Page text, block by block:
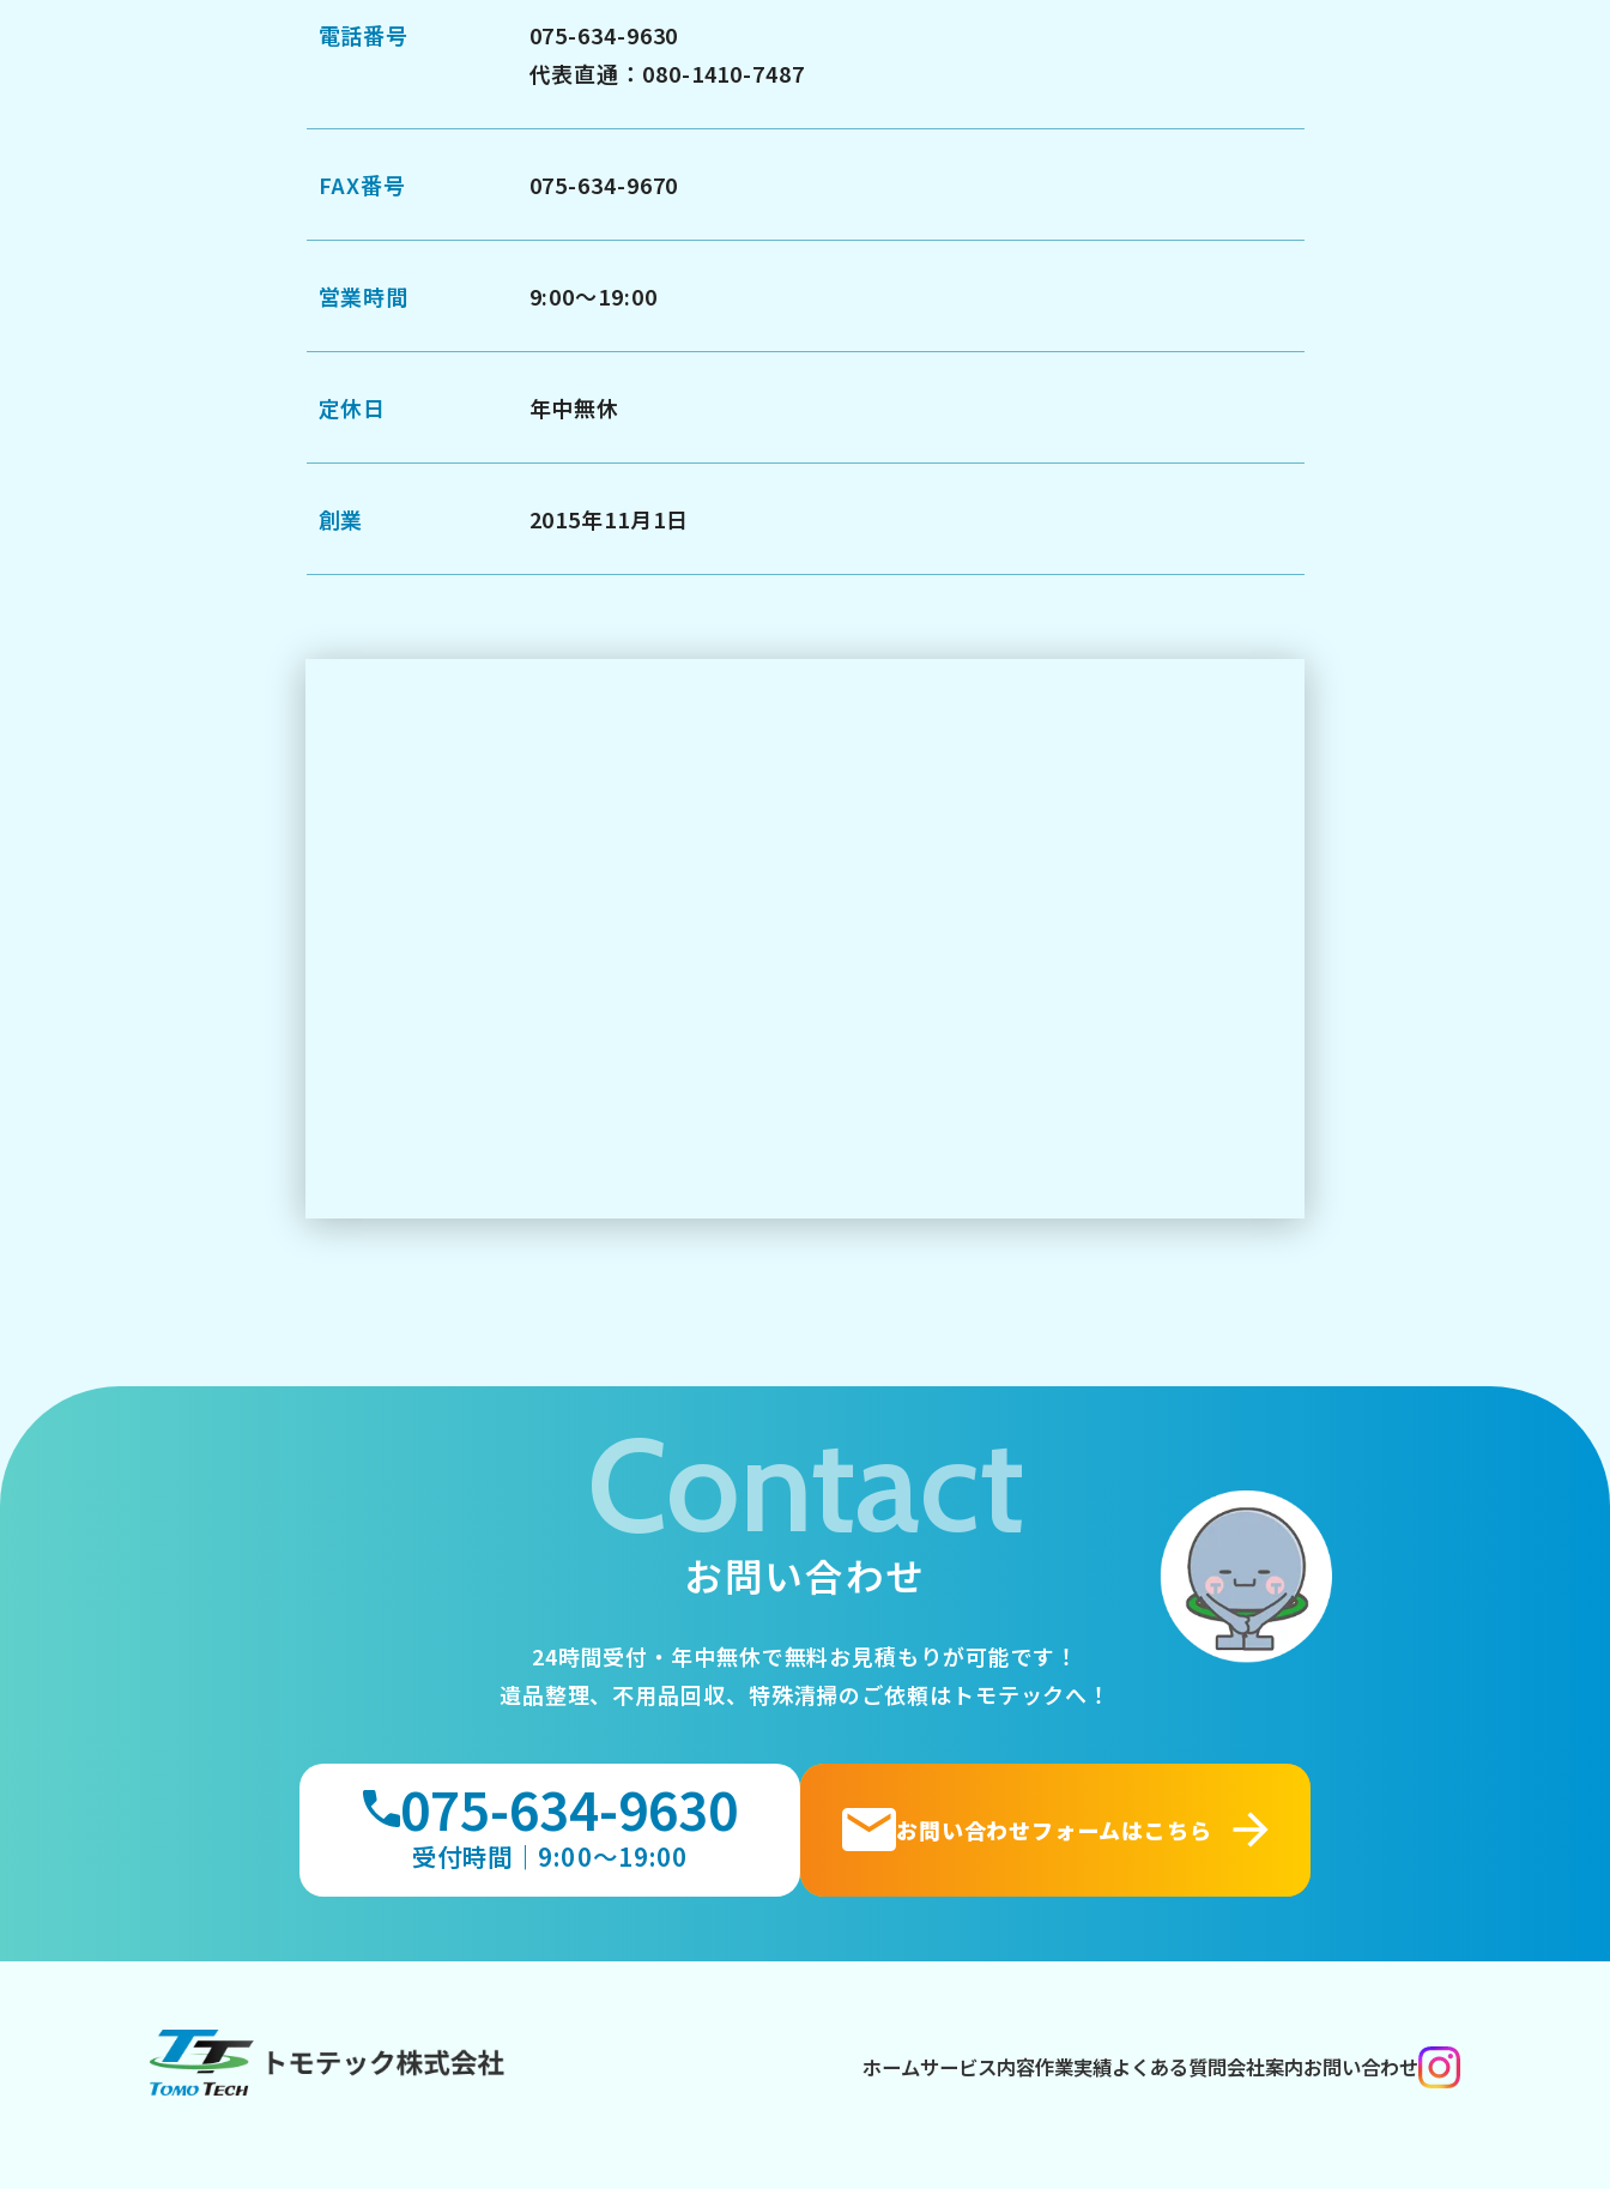
電話番号
075-634-9630
代表直通：080-1410-7487
FAX番号 075-634-9670
営業時間 9:00～19:00
定休日 年中無休
創業 2015年11月1日
Contact
お問い合わせ
24時間受付・年中無休で無料お見積もりが可能です！
遺品整理、不用品回収、特殊清掃のご依頼はトモテックへ！
075-634-9630
受付時間｜9:00～19:00
お問い合わせフォームはこちら
ホームサービス内容作業実績よくある質問会社案内お問い合わせ